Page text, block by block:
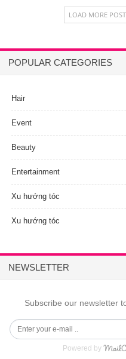
LOAD MORE
POPULAR CATEGORIES
Hair
Event
Beauty
Entertainment
Xu hướng tóc
Xu hướng tóc
NEWSLETTER
Subscribe our newsletter
Powered by